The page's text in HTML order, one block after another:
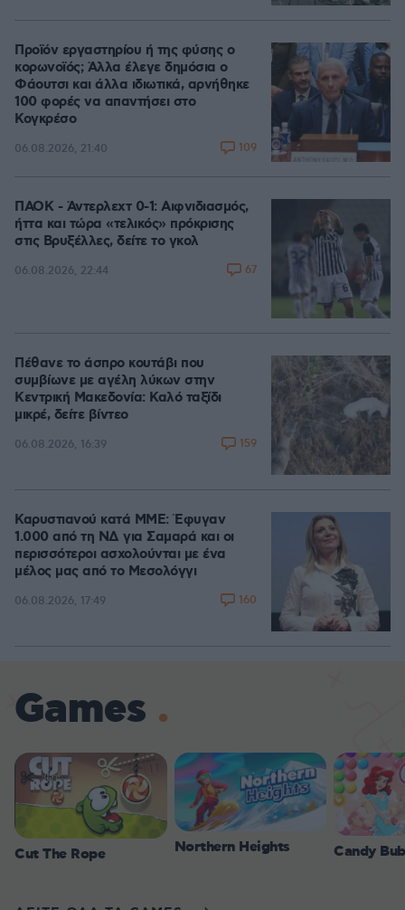
Προϊόν εργαστηρίου ή της φύσης ο
κορωνοϊός; Άλλα έλεγε δημόσια ο
Φάουτσι και άλλα ιδιωτικά, αρνήθηκε
100 φορές να απαντήσει στο
Κογκρέσο
06.08.2026, 21:40 109
ΠΑΟΚ - Άντερλεχτ 0-1: Αιφνιδιασμός,
ήττα και τώρα «τελικός» πρόκρισης
στις Βρυξέλλες, δείτε το γκολ
06.08.2026, 22:44 67
Πέθανε το άσπρο κουτάβι που
συμβίωνε με αγέλη λύκων στην
Κεντρική Μακεδονία: Καλό ταξίδι
μικρέ, δείτε βίντεο
06.08.2026, 16:39 159
Καρυστιανού κατά ΜΜΕ: Έφυγαν
1.000 από τη ΝΔ για Σαμαρά και οι
περισσότεροι ασχολούνται με ένα
μέλος μας από το Μεσολόγγι
06.08.2026, 17:49 160
Games
Cut The Rope Northern Heights Candy